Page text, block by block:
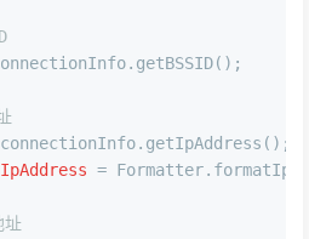
connectionInfo.getIpAddress();
=
址